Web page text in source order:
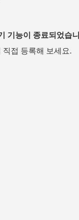
기능이 종료되었습
접 등록해 보세요.